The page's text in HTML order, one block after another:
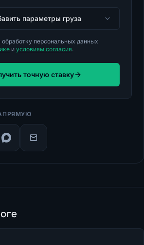
параметры груза
персональных данных
и условиям согласия.
точную ставку